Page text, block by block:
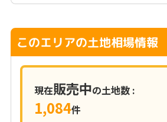
このエリアの土地相場情報
現在販売中の土地数 :
1,084件